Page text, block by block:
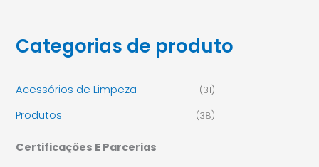
Categorias de produto
Acessórios de Limpeza (31)
Produtos (38)
Certificações E Parcerias